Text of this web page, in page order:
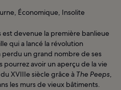
Économique, Insolite
est devenue la première banlieue
qui a lancé la révolution
un grand nombre de ses
pourrez avoir un aperçu de la vie
XVIIIe siècle grâce à The Peeps,
les murs de vieux bâtiments.